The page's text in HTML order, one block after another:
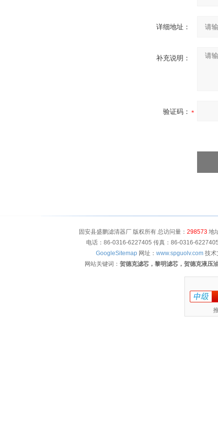
详细地址：
补充说明：
验证码：
固安县盛鹏滤清器厂 版权所有 总访问量： 298573地
电话：86-0316-6227405 传真：86-0316-
GoogleSitemap 网址： www.spguolv.com 技术
网站关键词： 贺德克滤芯，黎明滤芯，贺德克液压